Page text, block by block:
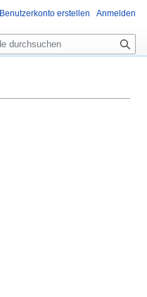
Benutzerkonto erstellen Anmelden